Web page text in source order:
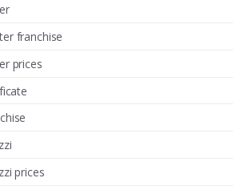
franchise
prices
prices